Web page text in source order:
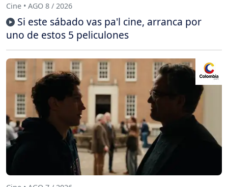
Cine • AGO 8 / 2026
Si este sábado vas pa'l cine, arranca por
uno de estos 5 peliculones